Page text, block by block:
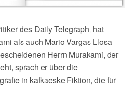
des Daily Telegraph, hat
als auch Mario Vargas Llosa
Herrn Murakami, der
sprach er über die
in kafkaeske Fiktion, die für